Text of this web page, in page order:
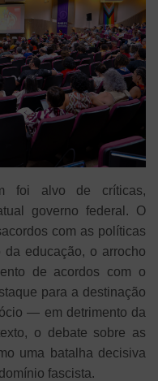
foi alvo de críticas,
governo federal. O
com as políticas
educação, o arrocho
de acordos com o
para a destinação
— em detrimento da
o debate sobre as
uma batalha decisiva
fascista.